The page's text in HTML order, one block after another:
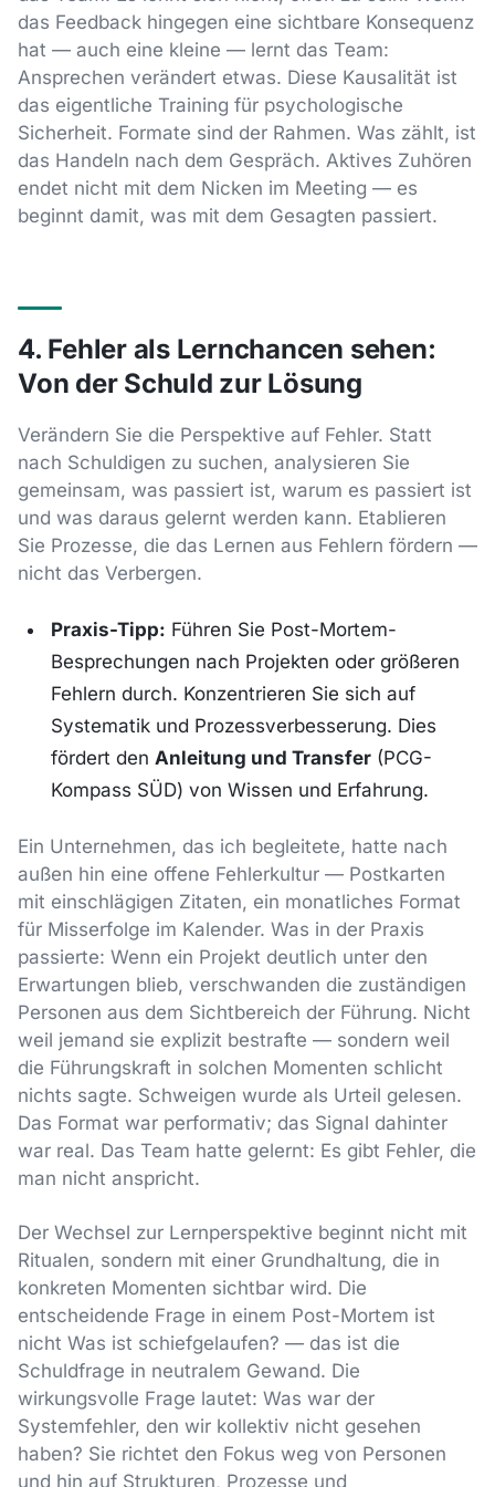
das Feedback hingegen eine sichtbare Konsequenz
hat — auch eine kleine — lernt das Team:
Ansprechen verändert etwas. Diese Kausalität ist
das eigentliche Training für psychologische
Sicherheit. Formate sind der Rahmen. Was zählt, ist
das Handeln nach dem Gespräch. Aktives Zuhören
endet nicht mit dem Nicken im Meeting — es
beginnt damit, was mit dem Gesagten passiert.
4. Fehler als Lernchancen sehen:
Von der Schuld zur Lösung
Verändern Sie die Perspektive auf Fehler. Statt
nach Schuldigen zu suchen, analysieren Sie
gemeinsam, was passiert ist, warum es passiert ist
und was daraus gelernt werden kann. Etablieren
Sie Prozesse, die das Lernen aus Fehlern fördern —
nicht das Verbergen.
Praxis-Tipp: Führen Sie Post-Mortem-
Besprechungen nach Projekten oder größeren
Fehlern durch. Konzentrieren Sie sich auf
Systematik und Prozessverbesserung. Dies
fördert den Anleitung und Transfer(PCG-
Kompass SÜD) von Wissen und Erfahrung.
Ein Unternehmen, das ich begleitete, hatte nach
außen hin eine offene Fehlerkultur — Postkarten
mit einschlägigen Zitaten, ein monatliches Format
für Misserfolge im Kalender. Was in der Praxis
passierte: Wenn ein Projekt deutlich unter den
Erwartungen blieb, verschwanden die zuständigen
Personen aus dem Sichtbereich der Führung. Nicht
weil jemand sie explizit bestrafte — sondern weil
die Führungskraft in solchen Momenten schlicht
nichts sagte. Schweigen wurde als Urteil gelesen.
Das Format war performativ; das Signal dahinter
war real. Das Team hatte gelernt: Es gibt Fehler, die
man nicht anspricht.
Der Wechsel zur Lernperspektive beginnt nicht mit
Ritualen, sondern mit einer Grundhaltung, die in
konkreten Momenten sichtbar wird. Die
entscheidende Frage in einem Post-Mortem ist
nicht Was ist schiefgelaufen? — das ist die
Schuldfrage in neutralem Gewand. Die
wirkungsvolle Frage lautet: Was war der
Systemfehler, den wir kollektiv nicht gesehen
haben? Sie richtet den Fokus weg von Personen
und hin auf Strukturen, Prozesse und